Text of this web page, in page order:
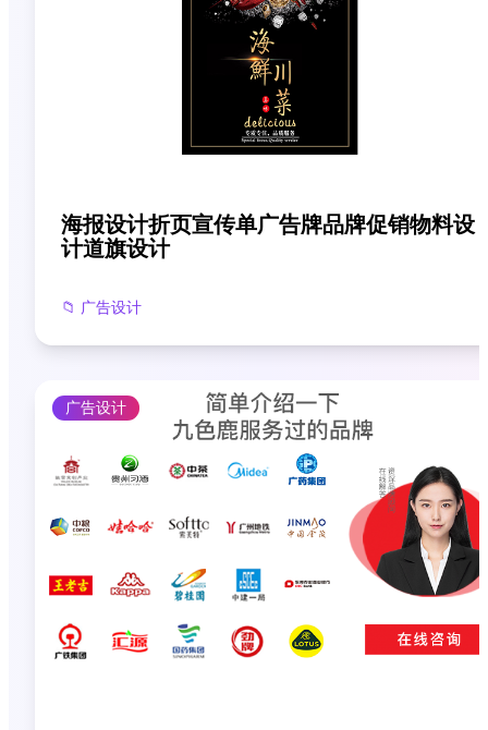
海报设计折页宣传单广告牌品牌促销物料设
计道旗设计
📁 广告设计
广告设计